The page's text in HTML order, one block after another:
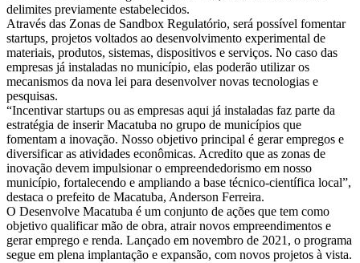
delimites previamente estabelecidos.
Através das Zonas de Sandbox Regulatório, será possível fomentar
startups, projetos voltados ao desenvolvimento experimental de
materiais, produtos, sistemas, dispositivos e serviços. No caso das
empresas já instaladas no município, elas poderão utilizar os
mecanismos da nova lei para desenvolver novas tecnologias e
pesquisas.
“Incentivar startups ou as empresas aqui já instaladas faz parte da
estratégia de inserir Macatuba no grupo de municípios que
fomentam a inovação. Nosso objetivo principal é gerar empregos e
diversificar as atividades econômicas. Acredito que as zonas de
inovação devem impulsionar o empreendedorismo em nosso
município, fortalecendo e ampliando a base técnico-científica local”,
destaca o prefeito de Macatuba, Anderson Ferreira.
O Desenvolve Macatuba é um conjunto de ações que tem como
objetivo qualificar mão de obra, atrair novos empreendimentos e
gerar emprego e renda. Lançado em novembro de 2021, o programa
segue em plena implantação e expansão, com novos projetos à vista.